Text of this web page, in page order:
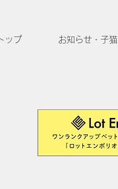
トップ お知らせ・子猫